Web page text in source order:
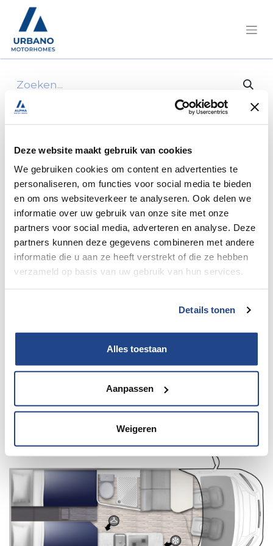
Deze website maakt gebruik van cookies
We gebruiken cookies om content en advertenties te
personaliseren, om functies voor social media te bieden
en om ons websiteverkeer te analyseren. Ook delen we
informatie over uw gebruik van onze site met onze
partners voor social media, adverteren en analyse. Deze
partners kunnen deze gegevens combineren met andere
informatie die u aan ze heeft verstrekt of die ze hebben
verzameld op basis van uw gebruik van hun services.
Details tonen
Alles toestaan
Aanpassen
Weigeren
Alle producten
Elnagh E-van Duo Citroën 140Pk automaat
Elnagh E-van Duo Citroën
140Pk automaat